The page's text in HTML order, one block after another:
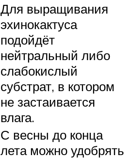
Для выращивания
эхинокактуса
подойдёт
нейтральный либо
слабокислый
субстрат, в котором
не застаивается
влага.
С весны до конца
лета можно удобрять